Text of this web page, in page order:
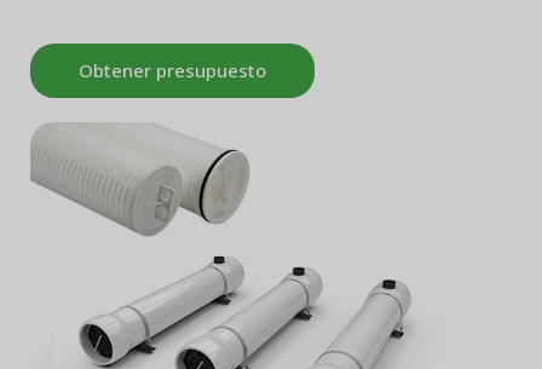
Obtener presupuesto